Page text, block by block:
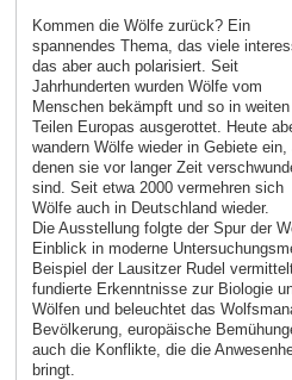
Kommen die Wölfe zurück? Ein
spannendes Thema, das viele
das aber auch polarisiert. Seit
Jahrhunderten wurden Wölfe vom
Menschen bekämpft und so in weiten
Teilen Europas ausgerottet. Heute
wandern Wölfe wieder in Gebiete ein,
denen sie vor langer Zeit
sind. Seit etwa 2000 vermehren sich
Wölfe auch in Deutschland wieder.
Die Ausstellung folgte der Spur der
Einblick in moderne
Beispiel der Lausitzer Rudel
fundierte Erkenntnisse zur Biologie
Wölfen und beleuchtet das
Bevölkerung, europäische
auch die Konflikte, die die
bringt.